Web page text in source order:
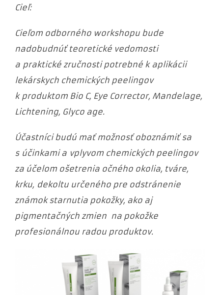
Cieľ:
Cieľom odborného workshopu bude
nadobudnúť teoretické vedomosti
a praktické zručnosti potrebné k aplikácii
lekárskych chemických peelingov
k produktom Bio C, Eye Corrector, Mandelage,
Lichtening, Glyco age.
Účastníci budú mať možnosť oboznámiť sa
s účinkami a vplyvom chemických peelingov
za účelom ošetrenia očného okolia, tváre,
krku, dekoltu určeného pre odstránenie
známok starnutia pokožky, ako aj
pigmentačných zmien na pokožke
profesionálnou radou produktov.